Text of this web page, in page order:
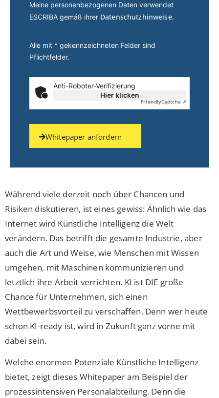
Meine personenbezogenen Daten verwendet
ESCRIBA gemäß ihrer Datenschutzhinweise.
Alle mit * gekennzeichneten Felder sind
Pflichtfelder.
Anti-Roboter-Verifizierung
Hier klicken
FriendlyCaptcha ⇗
Whitepaper anfordern
Während viele derzeit noch über Chancen und
Risiken diskutieren, ist eines gewiss: Ähnlich wie das
Internet wird Künstliche Intelligenz die Welt
verändern. Das betrifft die gesamte Industrie, aber
auch die Art und Weise, wie Menschen mit Wissen
umgehen, mit Maschinen kommunizieren und
letztlich ihre Arbeit verrichten. KI ist DIE große
Chance für Unternehmen, sich einen
Wettbewerbsvorteil zu verschaffen. Denn wer heute
schon KI-ready ist, wird in Zukunft ganz vorne mit
dabei sein.
Welche enormen Potenziale Künstliche Intelligenz
bietet, zeigt dieses Whitepaper am Beispiel der
prozessintensiven Personalabteilung. Denn die